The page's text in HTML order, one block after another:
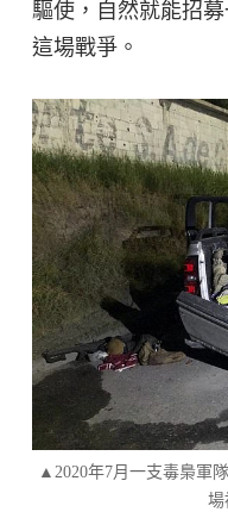
驅使，自然就能招
這場戰爭。
▲2020年7月一支毒梟軍
場